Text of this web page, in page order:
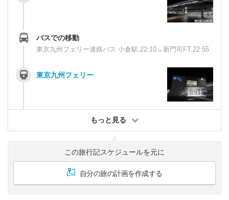
バスでの移動
東京九州フェリー連絡バス 小倉駅.22:10→新門司FT.22:55
東京九州フェリー
もっと見る
この旅行記スケジュールを元に
自分の旅の計画を作成する